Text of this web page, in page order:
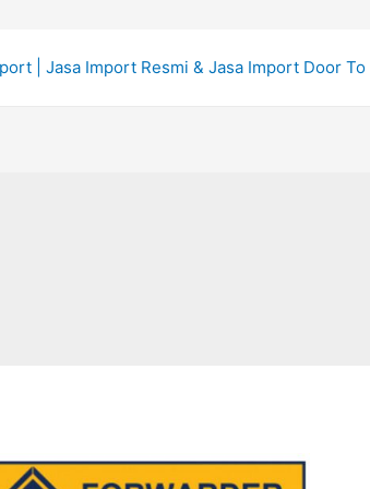
| Jasa Import Resmi & Jasa Import Door